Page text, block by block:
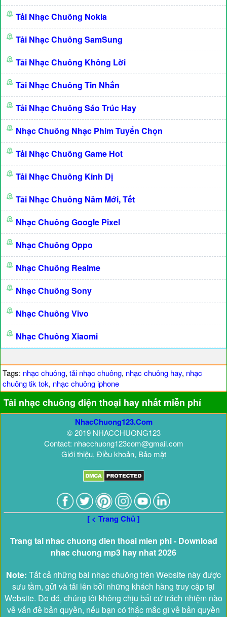
Tải Nhạc Chuông Nokia
Tải Nhạc Chuông SamSung
Tải Nhạc Chuông Không Lời
Tải Nhạc Chuông Tin Nhắn
Tải Nhạc Chuông Sáo Trúc Hay
Nhạc Chuông Nhạc Phim Tuyển Chọn
Tải Nhạc Chuông Game Hot
Tải Nhạc Chuông Kinh Dị
Tải Nhạc Chuông Năm Mới, Tết
Nhạc Chuông Google Pixel
Nhạc Chuông Oppo
Nhạc Chuông Realme
Nhạc Chuông Sony
Nhạc Chuông Vivo
Nhạc Chuông Xiaomi
Tags: nhạc chuông, tải nhạc chuông, nhạc chuông hay, nhạc
chuông tik tok, nhạc chuông iphone
Tải nhạc chuông điện thoại hay nhất miễn phí
NhacChuong123.Com
© 2019 NHACCHUONG123
Contact: nhacchuong123com@gmail.com
Giới thiệu, Điều khoản, Bảo mật
[ < Trang Chủ ]
Trang tai nhac chuong dien thoai mien phi - Download
nhac chuong mp3 hay nhat 2026
Note: Tất cả những bài nhạc chuông trên Website này được
sưu tầm, gửi và tải lên bởi những khách hàng truy cập tại
Website. Do đó, chúng tôi không chịu bất cứ trách nhiệm nào
về vấn đề bản quyền, nếu bạn có thắc mắc gì về bản quyền